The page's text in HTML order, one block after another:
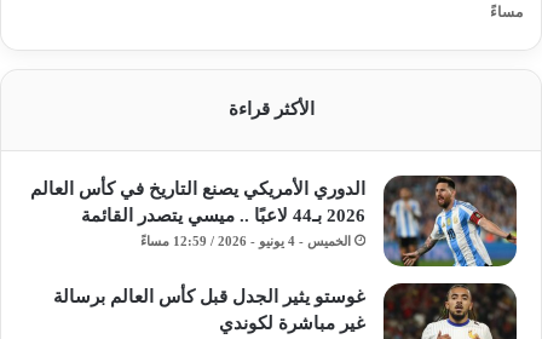
مساءً
الأكثر قراءة
الدوري الأمريكي يصنع التاريخ في كأس العالم
2026 بـ44 لاعبًا .. ميسي يتصدر القائمة
الخميس - 4 يونيو - 2026 / 12:59 مساءً
غوستو يثير الجدل قبل كأس العالم برسالة
غير مباشرة لكوندي